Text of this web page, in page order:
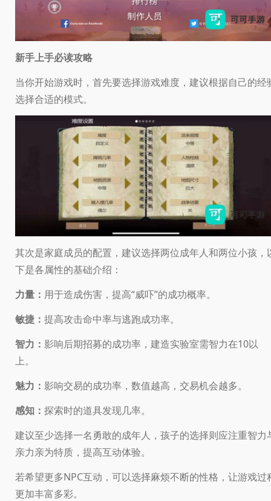
新手上手必读攻略
当你开始游戏时，首先要选择游戏难度，建议根据自己的经
选择合适的模式。
其次是家庭成员的配置，建议选择两位成年人和两位小孩，
下是各属性的基础介绍：
力量： 用于造成伤害，提高“威吓”的成功概率。
敏捷： 提高攻击命中率与逃跑成功率。
智力： 影响后期招募的成功率，建造实验室需智力在10以
上。
魅力： 影响交易的成功率，数值越高，交易机会越多。
感知： 探索时的道具发现几率。
建议至少选择一名勇敢的成年人，孩子的选择则应注重智力
亲力亲为特质，提高互动体验。
若希望更多NPC互动，可以选择麻烦不断的性格，让游戏过
更加丰富多彩。